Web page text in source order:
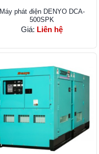
Máy phát điện DENYO DCA-
500SPK
Giá: Liên hệ